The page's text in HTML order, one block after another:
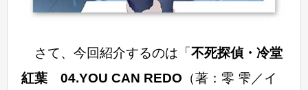
さて、今回紹介するのは「不死探偵・冷堂
紅葉 04.YOU CAN REDO （著：零 雫／イ